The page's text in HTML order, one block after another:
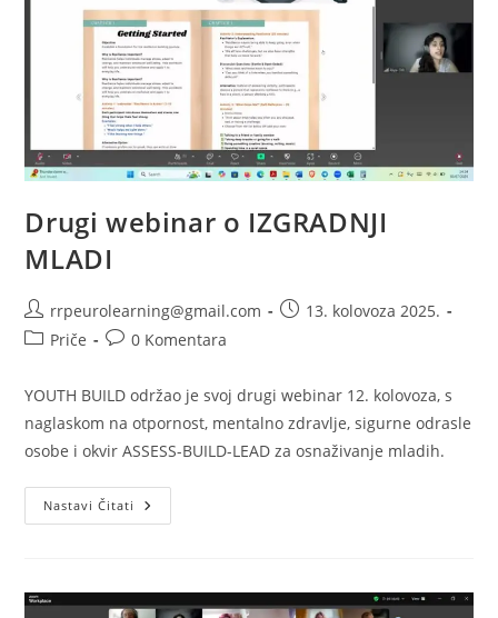
Drugi webinar o IZGRADNJI
MLADI
Autor
objave:
rrpeurolearning@gmail.com
Objava13. kolovoza 2025.
Kategorija
Priče
Komentari
0 Komentara
YOUTH BUILD održao je svoj drugi webinar 12. kolovoza, s
naglaskom na otpornost, mentalno zdravlje, sigurne odrasle
osobe i okvir ASSESS-BUILD-LEAD za osnaživanje mladih.
Nastavi Čitati Drugi
Webinar